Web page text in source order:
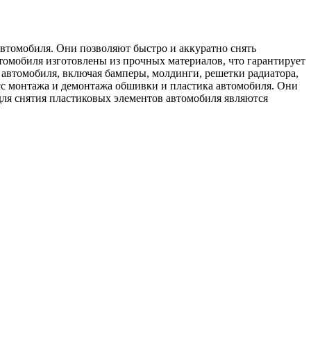
Они позволяют быстро и аккуратно снять
изготовлены из прочных материалов, что гарантирует
включая бамперы, молдинги, решетки радиатора,
монтажа и демонтажа обшивки и пластика автомобиля. Они
снятия пластиковых элементов автомобиля являются